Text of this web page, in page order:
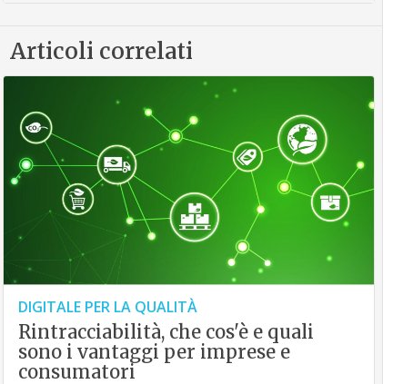
Articoli correlati
DIGITALE PER LA QUALITÀ
Rintracciabilità, che cos'è e quali
sono i vantaggi per imprese e
consumatori